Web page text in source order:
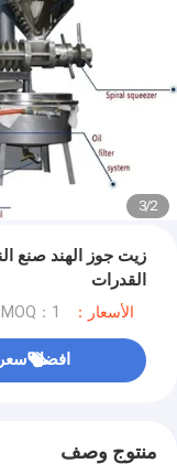
2
/
3
القدرات
الأسعار：negotiable MOQ：1 مجموعة
افضل سعر
منتوج وصف